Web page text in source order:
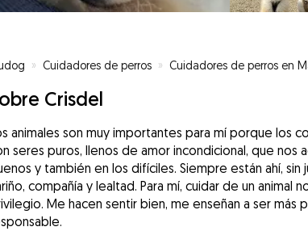
» Cuidadores de perros » Cuidadores de perros en
Crisdel
animales son muy importantes para mí porque los
seres puros, llenos de amor incondicional, que nos
y también en los difíciles. Siempre están ahí,
compañía y lealtad. Para mí, cuidar de un animal
Me hacen sentir bien, me enseñan a ser más